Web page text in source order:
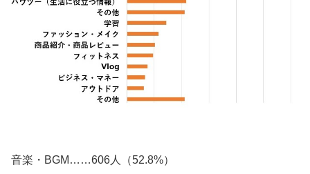
音楽・BGM……606人（52.8%）